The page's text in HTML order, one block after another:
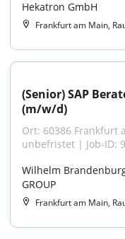
Hekatron GmbH
Frankfurt am Main,
(Senior) SAP
(m/w/d)
Ort: 60386 Frankfurt
unbefristet | Job-ID:
Wilhelm
GROUP
Frankfurt am Main,